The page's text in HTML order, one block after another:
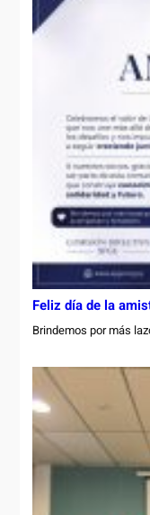
Feliz día de la
Brindemos por más